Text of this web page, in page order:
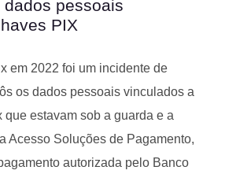
pessoais
PIX
em 2022 foi um incidente de
os dados pessoais vinculados a
que estavam sob a guarda e a
Acesso Soluções de Pagamento,
autorizada pelo Banco